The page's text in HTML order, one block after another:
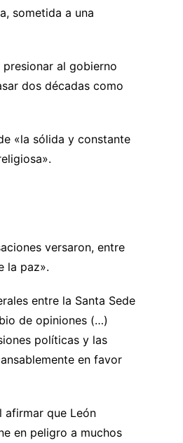
sometida a una
al gobierno
dos décadas como
«la sólida y constante
versaron, entre
la paz».
entre la Santa Sede
de opiniones (…)
políticas y las
en favor
afirmar que León
en peligro a muchos